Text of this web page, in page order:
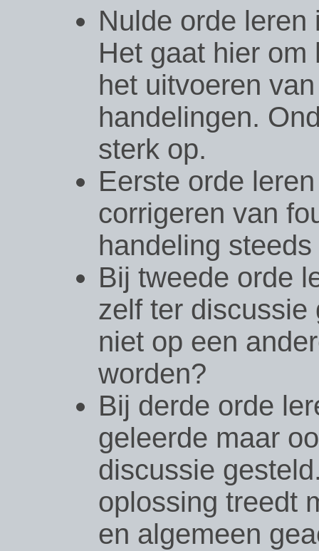
Nulde orde
Het gaat hier om
het uitvoeren
handelingen.
sterk op.
Eerste orde
corrigeren van
handeling
Bij tweede orde
zelf ter discussie
niet op een
worden?
Bij derde orde
geleerde maar
discussie
oplossing treedt
en algemeen